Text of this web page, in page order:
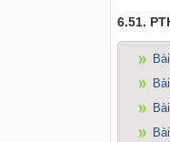
6.51.